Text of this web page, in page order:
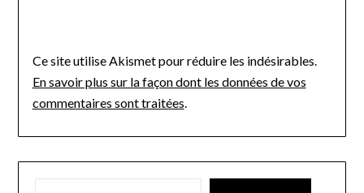
Ce site utilise Akismet pour réduire les indésirables.
En savoir plus sur la façon dont les données de vos
commentaires sont traitées.